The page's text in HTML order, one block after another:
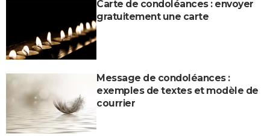
Carte de condoléances : envoyer
gratuitement une carte
Message de condoléances :
exemples de textes et modèle de
courrier